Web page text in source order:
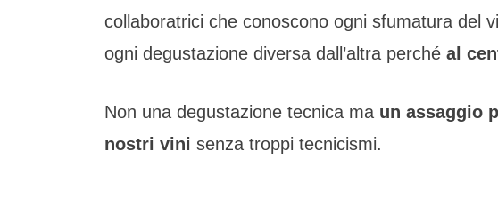
collaboratrici che conoscono ogni sfumatura del
ogni degustazione diversa dall’altra perché al
Non una degustazione tecnica ma un assaggio
nostri vini senza troppi tecnicismi.